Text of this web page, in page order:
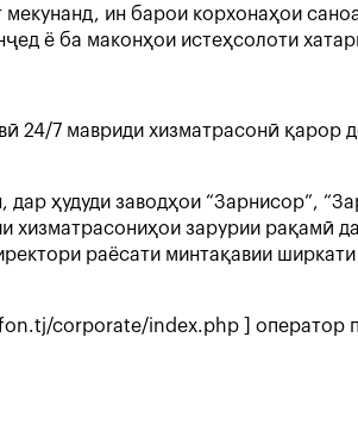
ин барои корхонаҳои
ё ба маконҳои истеҳсолоти
24/7 мавриди хизматрасонӣ қарор
ҳудуди заводҳои “Зарнисор”,
хизматрасониҳои зарурии рақамӣ
раёсати минтақавии
corporate/index.php ] оператор